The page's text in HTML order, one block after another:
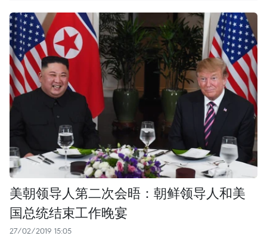
美朝领导人第二次会晤：朝鲜领导人和美
国总统结束工作晚宴
27/02/2019 15:05